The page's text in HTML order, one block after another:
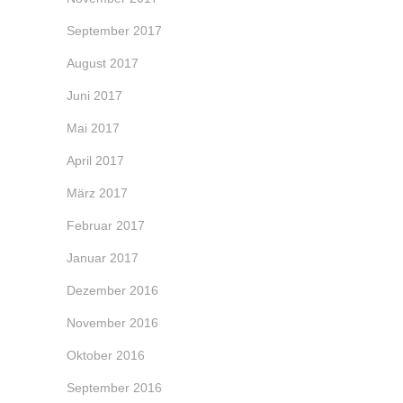
September 2017
August 2017
Juni 2017
Mai 2017
April 2017
März 2017
Februar 2017
Januar 2017
Dezember 2016
November 2016
Oktober 2016
September 2016